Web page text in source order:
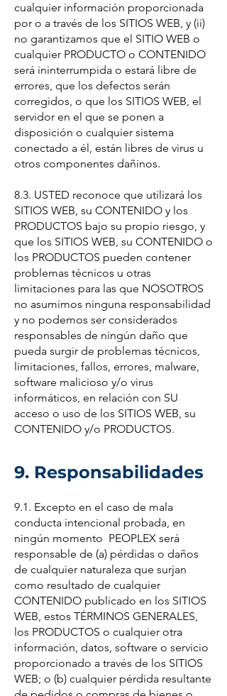
cualquier información proporcionada
por o a través de los SITIOS WEB, y (ii)
no garantizamos que el SITIO WEB o
cualquier PRODUCTO o CONTENIDO
será ininterrumpida o estará libre de
errores, que los defectos serán
corregidos, o que los SITIOS WEB, el
servidor en el que se ponen a
disposición o cualquier sistema
conectado a él, están libres de virus u
otros componentes dañinos.
8.3. USTED reconoce que utilizará los
SITIOS WEB, su CONTENIDO y los
PRODUCTOS bajo su propio riesgo, y
que los SITIOS WEB, su CONTENIDO o
los PRODUCTOS pueden contener
problemas técnicos u otras
limitaciones para las que NOSOTROS
no asumimos ninguna responsabilidad
y no podemos ser considerados
responsables de ningún daño que
pueda surgir de problemas técnicos,
limitaciones, fallos, errores, malware,
software malicioso y/o virus
informáticos, en relación con SU
acceso o uso de los SITIOS WEB, su
CONTENIDO y/o PRODUCTOS.
9. Responsabilidades
9.1. Excepto en el caso de mala
conducta intencional probada, en
ningún momento PEOPLEX será
responsable de (a) pérdidas o daños
de cualquier naturaleza que surjan
como resultado de cualquier
CONTENIDO publicado en los SITIOS
WEB, estos TÉRMINOS GENERALES,
los PRODUCTOS o cualquier otra
información, datos, software o servicio
proporcionado a través de los SITIOS
WEB; o (b) cualquier pérdida resultante